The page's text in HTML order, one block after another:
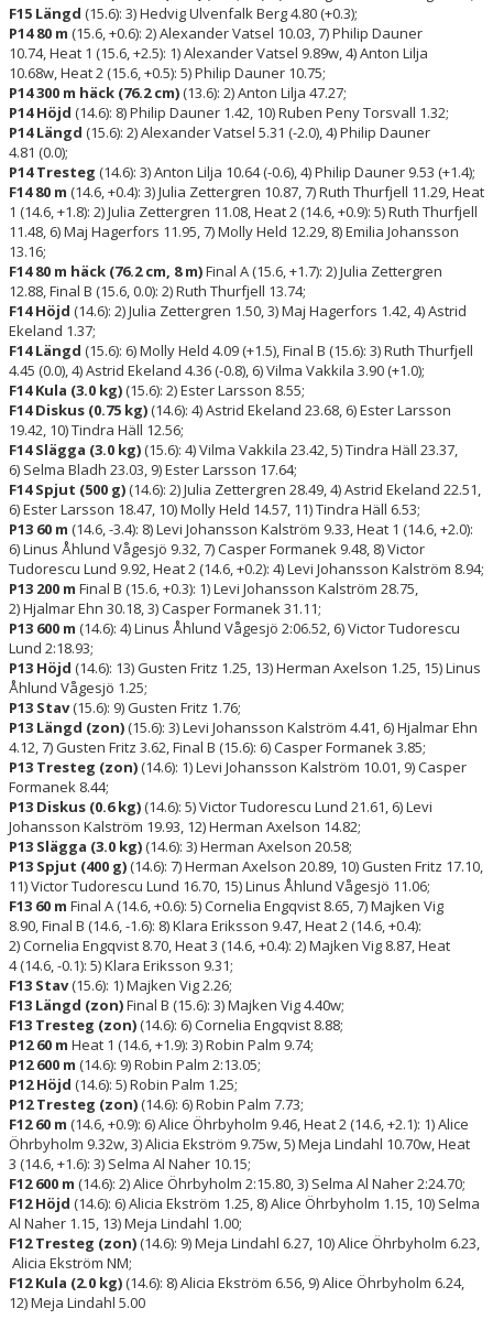
F15 Längd (15.6): 3) Hedvig Ulvenfalk Berg 4.80 (+0.3);
P14 80 m (15.6, +0.6): 2) Alexander Vatsel 10.03, 7) Philip Dauner
10.74, Heat 1 (15.6, +2.5): 1) Alexander Vatsel 9.89w, 4) Anton Lilja
10.68w, Heat 2 (15.6, +0.5): 5) Philip Dauner 10.75;
P14 300 m häck (76.2 cm)(13.6): 2) Anton Lilja 47.27;
P14 Höjd (14.6): 8) Philip Dauner 1.42, 10) Ruben Peny Torsvall 1.32;
P14 Längd (15.6): 2) Alexander Vatsel 5.31 (-2.0), 4) Philip Dauner
4.81 (0.0);
P14 Tresteg (14.6): 3) Anton Lilja 10.64 (-0.6), 4) Philip Dauner 9.53 (+1.4);
F14 80 m (14.6, +0.4): 3) Julia Zettergren 10.87, 7) Ruth Thurfjell 11.29, Heat
1 (14.6, +1.8): 2) Julia Zettergren 11.08, Heat 2 (14.6, +0.9): 5) Ruth Thurfjell
11.48, 6) Maj Hagerfors 11.95, 7) Molly Held 12.29, 8) Emilia Johansson
13.16;
F14 80 m häck (76.2 cm, 8 m)Final A (15.6, +1.7): 2) Julia Zettergren
12.88, Final B (15.6, 0.0): 2) Ruth Thurfjell 13.74;
F14 Höjd (14.6): 2) Julia Zettergren 1.50, 3) Maj Hagerfors 1.42, 4) Astrid
Ekeland 1.37;
F14 Längd (15.6): 6) Molly Held 4.09 (+1.5), Final B (15.6): 3) Ruth Thurfjell
4.45 (0.0), 4) Astrid Ekeland 4.36 (-0.8), 6) Vilma Vakkila 3.90 (+1.0);
F14 Kula (3.0 kg)(15.6): 2) Ester Larsson 8.55;
F14 Diskus (0.75 kg)(14.6): 4) Astrid Ekeland 23.68, 6) Ester Larsson
19.42, 10) Tindra Häll 12.56;
F14 Slägga (3.0 kg)(15.6): 4) Vilma Vakkila 23.42, 5) Tindra Häll 23.37,
6) Selma Bladh 23.03, 9) Ester Larsson 17.64;
F14 Spjut (500 g)(14.6): 2) Julia Zettergren 28.49, 4) Astrid Ekeland 22.51,
6) Ester Larsson 18.47, 10) Molly Held 14.57, 11) Tindra Häll 6.53;
P13 60 m (14.6, -3.4): 8) Levi Johansson Kalström 9.33, Heat 1 (14.6, +2.0):
6) Linus Åhlund Vågesjö 9.32, 7) Casper Formanek 9.48, 8) Victor
Tudorescu Lund 9.92, Heat 2 (14.6, +0.2): 4) Levi Johansson Kalström 8.94;
P13 200 m Final B (15.6, +0.3): 1) Levi Johansson Kalström 28.75,
2) Hjalmar Ehn 30.18, 3) Casper Formanek 31.11;
P13 600 m (14.6): 4) Linus Åhlund Vågesjö 2:06.52, 6) Victor Tudorescu
Lund 2:18.93;
P13 Höjd (14.6): 13) Gusten Fritz 1.25, 13) Herman Axelson 1.25, 15) Linus
Åhlund Vågesjö 1.25;
P13 Stav(15.6): 9) Gusten Fritz 1.76;
P13 Längd (zon)(15.6): 3) Levi Johansson Kalström 4.41, 6) Hjalmar Ehn
4.12, 7) Gusten Fritz 3.62, Final B (15.6): 6) Casper Formanek 3.85;
P13 Tresteg (zon)(14.6): 1) Levi Johansson Kalström 10.01, 9) Casper
Formanek 8.44;
P13 Diskus (0.6 kg)(14.6): 5) Victor Tudorescu Lund 21.61, 6) Levi
Johansson Kalström 19.93, 12) Herman Axelson 14.82;
P13 Slägga (3.0 kg)(14.6): 3) Herman Axelson 20.58;
P13 Spjut (400 g)(14.6): 7) Herman Axelson 20.89, 10) Gusten Fritz 17.10,
11) Victor Tudorescu Lund 16.70, 15) Linus Åhlund Vågesjö 11.06;
F13 60 m Final A (14.6, +0.6): 5) Cornelia Engqvist 8.65, 7) Majken Vig
8.90, Final B (14.6, -1.6): 8) Klara Eriksson 9.47, Heat 2 (14.6, +0.4):
2) Cornelia Engqvist 8.70, Heat 3 (14.6, +0.4): 2) Majken Vig 8.87, Heat
4 (14.6, -0.1): 5) Klara Eriksson 9.31;
F13 Stav(15.6): 1) Majken Vig 2.26;
F13 Längd (zon)Final B (15.6): 3) Majken Vig 4.40w;
F13 Tresteg (zon)(14.6): 6) Cornelia Engqvist 8.88;
P12 60 m Heat 1 (14.6, +1.9): 3) Robin Palm 9.74;
P12 600 m (14.6): 9) Robin Palm 2:13.05;
P12 Höjd (14.6): 5) Robin Palm 1.25;
P12 Tresteg (zon)(14.6): 6) Robin Palm 7.73;
F12 60 m (14.6, +0.9): 6) Alice Öhrbyholm 9.46, Heat 2 (14.6, +2.1): 1) Alice
Öhrbyholm 9.32w, 3) Alicia Ekström 9.75w, 5) Meja Lindahl 10.70w, Heat
3 (14.6, +1.6): 3) Selma Al Naher 10.15;
F12 600 m (14.6): 2) Alice Öhrbyholm 2:15.80, 3) Selma Al Naher 2:24.70;
F12 Höjd (14.6): 6) Alicia Ekström 1.25, 8) Alice Öhrbyholm 1.15, 10) Selma
Al Naher 1.15, 13) Meja Lindahl 1.00;
F12 Tresteg (zon)(14.6): 9) Meja Lindahl 6.27, 10) Alice Öhrbyholm 6.23,
Alicia Ekström NM;
F12 Kula (2.0 kg)(14.6): 8) Alicia Ekström 6.56, 9) Alice Öhrbyholm 6.24,
12) Meja Lindahl 5.00